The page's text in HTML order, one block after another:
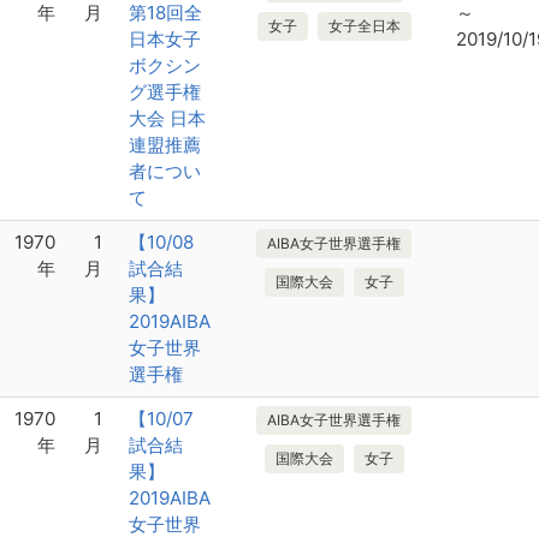
年
月
第18回全
日本女子
ボクシン
グ選手権
大会 日本
連盟推薦
者につい
て
女子 女子全日本
～
2019/10/
1970
年
1
月
【10/08
試合結
果】
2019AIBA
女子世界
選手権
AIBA女子世界選手権
国際大会 女子
1970
年
1
月
【10/07
試合結
果】
2019AIBA
女子世界
AIBA女子世界選手権
国際大会 女子